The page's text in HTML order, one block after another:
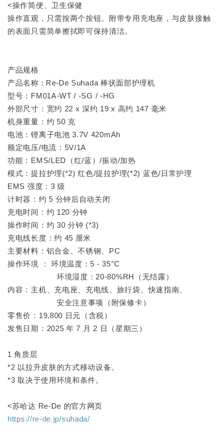
<操作简便、卫生保健
操作直观，只需按两个按钮。附带专用充电座，与皮肤接触
的表面只需简单擦拭即可保持清洁。
产品规格
产品名称 : Re-De Suhada 棒状面部护理机
型号：FM01A-WT / -SG / -HG
外部尺寸：宽约 22 x 深约 19 x 高约 147 毫米
机身重量：约 50 克
电池：锂离子电池 3.7V 420mAh
额定电压/电流：5V/1A
功能：EMS/LED（红/蓝）/振动/加热
模式：提拉护理(*2) 红色/提拉护理(*2) 蓝色/日常护理
EMS 强度：3 级
计时器：约 5 分钟后自动关闭
充电时间：约 120 分钟
操作时间：约 30 分钟 (*3)
充电线长度：约 45 厘米
主要材料：铝合金、不锈钢、PC
操作环境 ： 环境温度：5 - 35°C
环境湿度：20-80%RH（无结露）
内容：主机、充电座、充电线、旅行袋、快速指南、
安全注意事项（附保修卡）
零售价：19,800 日元（含税）
发售日期：2025 年 7 月 2 日（星期三）
1 角质层
*2 以拉升皮肤的方式移动设备。
*3 取决于使用环境和条件。
<苏哈达 Re-De 的官方网页
https://re-de.jp/suhada/